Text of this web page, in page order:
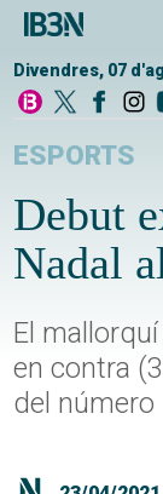
Divendres, 07
ESPORTS
Debut
Nadal
El
en contra
del número